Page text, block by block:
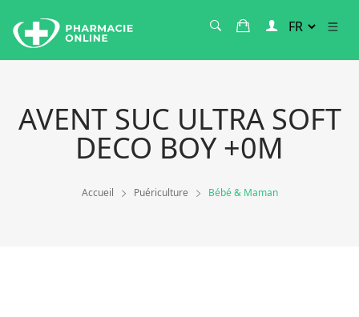
AVENT SUC ULTRA SOFT
DECO BOY +0M
Accueil Puériculture Bébé & Maman